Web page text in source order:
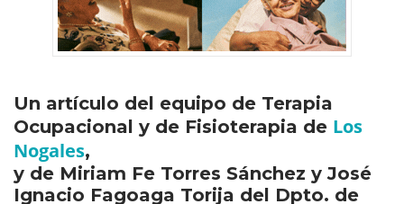
Un artículo del equipo de Terapia
Ocupacional y de Fisioterapia de Los
Nogales,
y de Miriam Fe Torres Sánchez y José
Ignacio Fagoaga Torija del Dpto. de